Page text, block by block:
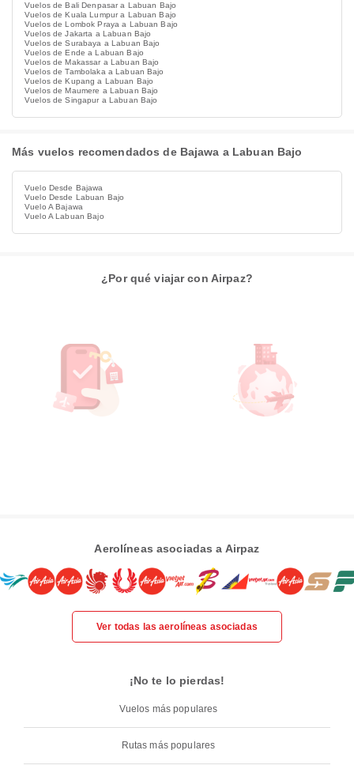
Vuelos de Bali Denpasar a Labuan Bajo
Vuelos de Kuala Lumpur a Labuan Bajo
Vuelos de Lombok Praya a Labuan Bajo
Vuelos de Jakarta a Labuan Bajo
Vuelos de Surabaya a Labuan Bajo
Vuelos de Ende a Labuan Bajo
Vuelos de Makassar a Labuan Bajo
Vuelos de Tambolaka a Labuan Bajo
Vuelos de Kupang a Labuan Bajo
Vuelos de Maumere a Labuan Bajo
Vuelos de Singapur a Labuan Bajo
Más vuelos recomendados de Bajawa a Labuan Bajo
Vuelo Desde Bajawa
Vuelo Desde Labuan Bajo
Vuelo A Bajawa
Vuelo A Labuan Bajo
¿Por qué viajar con Airpaz?
Aerolíneas asociadas a Airpaz
Ver todas las aerolíneas asociadas
¡No te lo pierdas!
Vuelos más populares
Rutas más populares